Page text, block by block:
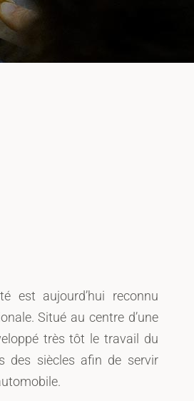
est aujourd’hui reconnu
Situé au centre d’une
très tôt le travail du
des siècles afin de servir